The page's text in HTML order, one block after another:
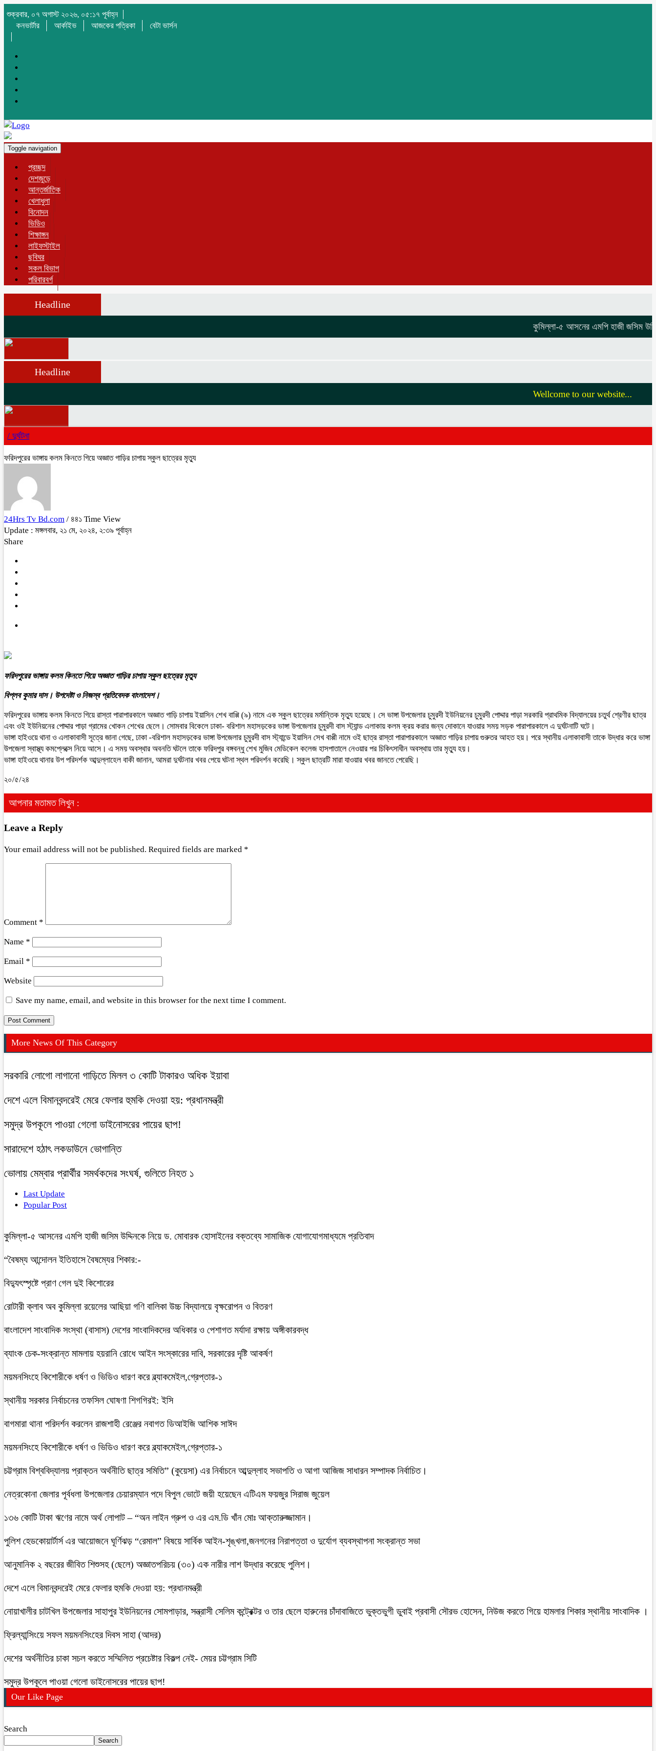
শুক্রবার, ০৭ অগাস্ট ২০২৬, ০৫:১৭ পূর্বাহ্ন
কনভার্টার
আর্কাইভ আজকের পত্রিকা বেটা ভার্সন
Toggle navigation
প্রচ্ছদ
দেশজুড়ে
আন্তর্জাতিক
খেলাধুলা
বিনোদন
ভিডিও
শিক্ষাঙ্গন
লাইফস্টাইল
ছবিঘর
সকল বিভাগ
পরিবারবর্গ
Headline
কুমিল্লা-৫ আসনের এমপি হাজী জসিম
Headline
Wellcome to our website...
/ দুর্ঘটনা
ফরিদপুরের ভাঙ্গায় কলম কিনতে গিয়ে অজ্ঞাত গাড়ির চাপায় স্কুল ছাত্রের মৃত্যু
24Hrs Tv Bd.com / ৪৪১ Time View
Update : মঙ্গলবার, ২১ মে, ২০২৪, ২:৩৯ পূর্বাহ্ন
Share
ফরিদপুরের ভাঙ্গায় কলম কিনতে গিয়ে অজ্ঞাত গাড়ির চাপায় স্কুল ছাত্রের মৃত্যু
বিপ্লব কুমার দাস। উপদেষ্টা ও নিজস্ব প্রতিবেদক বাংলাদেশ।
ফরিদপুরের ভাঙ্গায় কলম কিনতে গিয়ে রাস্তা পারাপারকালে অজ্ঞাত গাড়ি চাপায় ইয়াসিন শেখ বাপ্পি (৯) নামে এক স্কুল ছাত্রের মর্মান্তিক মৃত্যু হয়েছে। সে ভাঙ্গা উপজেলার চুমুরদী ইউনিয়নের চুমুরদী পোদ্দার পাড়া সরকারি প্রাথমিক বিদ্যালয়ের চতুর্থ শ্রেণীর ছাত্র
এবং ওই ইউনিয়নের পোদ্দার পাড়া গ্রামের খোকন শেখের ছেলে। সোমবার বিকেলে ঢাকা- বরিশাল মহাসড়কের ভাঙ্গা উপজেলার চুমুরদী বাস স্ট্যান্ড এলাকায় কলম ক্রয় করার জন্য দোকানে যাওয়ার সময় সড়ক পারাপারকালে এ দুর্ঘটনাটি ঘটে।
ভাঙ্গা হাইওয়ে থানা ও এলাকাবাসী সূত্রে জানা গেছে, ঢাকা -বরিশাল মহাসড়কের ভাঙ্গা উপজেলার চুমুরদী বাস স্ট্যান্ডে ইয়াসিন সেখ বাপ্পী নামে ওই ছাত্র রাস্তা পারাপারকালে অজ্ঞাত গাড়ির চাপায় গুরুতর আহত হয়। পরে স্থানীয় এলাকাবাসী তাকে উদ্ধার করে ভাঙ্গা
উপজেলা স্বাস্থ্য কমপ্লেক্সে নিয়ে আসে। এ সময় অবস্থার অবনতি ঘটলে তাকে ফরিদপুর বঙ্গবন্ধু শেখ মুজিব মেডিকেল কলেজ হাসপাতালে নেওয়ার পর চিকিৎসাধীন অবস্থায় তার মৃত্যু হয়।
ভাঙ্গা হাইওয়ে থানার উপ পরিদর্শক আব্দুল্লাহেল বাকী জানান, আমরা দুর্ঘটনার খবর পেয়ে ঘটনা স্থল পরিদর্শন করেছি। স্কুল ছাত্রটি মারা যাওয়ার খবর জানতে পেরেছি।
২০/৫/২৪
আপনার মতামত লিখুন :
Leave a Reply
Your email address will not be published. Required fields are marked *
Comment *
Name *
Email *
Website
Save my name, email, and website in this browser for the next time I comment.
More News Of This Category
সরকারি লোগো লাগানো গাড়িতে মিলল ৩ কোটি টাকারও অধিক ইয়াবা
দেশে এলে বিমানবন্দরেই মেরে ফেলার হুমকি দেওয়া হয়: প্রধানমন্ত্রী
সমুদ্র উপকূলে পাওয়া গেলো ডাইনোসরের পায়ের ছাপ!
সারাদেশে হঠাৎ লকডাউনে ভোগান্তি
ভোলায় মেম্বার প্রার্থীর সমর্থকদের সংঘর্ষ, গুলিতে নিহত ১
Last Update
Popular Post
কুমিল্লা-৫ আসনের এমপি হাজী জসিম উদ্দিনকে নিয়ে ড. মোবারক হোসাইনের বক্তব্যে সামাজিক যোগাযোগমাধ্যমে প্রতিবাদ
“বৈষম্য আন্দোলন ইতিহাসে বৈষম্যের শিকার:-
বিদ্যুৎস্পৃষ্টে প্রাণ গেল দুই কিশোরের
রোটারী ক্লাব অব কুমিল্লা রয়েলের আছিয়া গণি বালিকা উচ্চ বিদ্যালয়ে বৃক্ষরোপন ও বিতরণ
বাংলাদেশ সাংবাদিক সংস্থা (বাসাস) দেশের সাংবাদিকদের অধিকার ও পেশাগত মর্যাদা রক্ষায় অঙ্গীকারবদ্ধ
ব্যাংক চেক-সংক্রান্ত মামলায় হয়রানি রোধে আইন সংস্কারের দাবি, সরকারের দৃষ্টি আকর্ষণ
ময়মনসিংহে কিশোরীকে ধর্ষণ ও ভিডিও ধারণ করে ব্ল্যাকমেইল,গ্রেপ্তার-১
স্থানীয় সরকার নির্বাচনের তফসিল ঘোষণা শিগগিরই: ইসি
বাগমারা থানা পরিদর্শন করলেন রাজশাহী রেঞ্জের নবাগত ডিআইজি আশিক সাঈদ
ময়মনসিংহে কিশোরীকে ধর্ষণ ও ভিডিও ধারণ করে ব্ল্যাকমেইল,গ্রেপ্তার-১
চট্টগ্রাম বিশ্ববিদ্যালয় প্রাক্তন অর্থনীতি ছাত্র সমিতি” (কুয়েসা) এর নির্বাচনে আব্দুল্লাহ সভাপতি ও আগা আজিজ সাধারন সম্পাদক নির্বাচিত।
নেত্রকোনা জেলার পূর্বধলা উপজেলার চেয়ারম্যান পদে বিপুল ভোটে জয়ী হয়েছেন এটিএম ফয়জুর সিরাজ জুয়েল
১৩৬ কোটি টাকা ঋণের নামে অর্থ লোপাট – “অন লাইন গ্রুপ ও এর এম.ডি খাঁন মোঃ আক্তারুজ্জামান।
পুলিশ হেডকোয়ার্টার্স এর আয়োজনে ঘূর্ণিঝড় “রেমাল” বিষয়ে সার্বিক আইন-শৃঙ্খলা,জনগনের নিরাপত্তা ও দুর্যোগ ব্যবস্থাপনা সংক্রান্ত সভা
আনুমানিক ২ বছরের জীবিত শিশুসহ (ছেলে) অজ্ঞাতপরিচয় (৩০) এক নারীর লাশ উদ্ধার করেছে পুলিশ।
দেশে এলে বিমানবন্দরেই মেরে ফেলার হুমকি দেওয়া হয়: প্রধানমন্ত্রী
নোয়াখালীর চাটখিল উপজেলার সাহাপুর ইউনিয়নের সোমপাড়ার, সন্ত্রাসী সেলিম কন্ট্রেক্টর ও তার ছেলে হারুনের চাঁদাবাজিতে ভুক্তভুগী ডুবাই প্রবাসী সৌরভ হোসেন, নিউজ করতে গিয়ে হামলার শিকার স্থানীয় সাংবাদিক ।
ফ্রিল্যান্সিংয়ে সফল ময়মনসিংহের দিবস সাহা (আদর)
দেশের অর্থনীতির চাকা সচল করতে সম্মিলিত প্রচেষ্টার বিকল্প নেই- মেয়র চট্টগ্রাম সিটি
সমুদ্র উপকূলে পাওয়া গেলো ডাইনোসরের পায়ের ছাপ!
Our Like Page
Search
Search